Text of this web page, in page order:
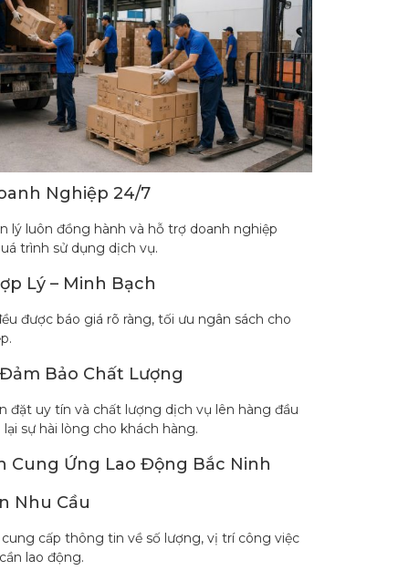
Nghiệp 24/7
lý luôn đồng hành và hỗ trợ doanh nghiệp
trình sử dụng dịch vụ.
Lý – Minh Bạch
được báo giá rõ ràng, tối ưu ngân sách cho
Bảo Chất Lượng
đặt uy tín và chất lượng dịch vụ lên hàng đầu
sự hài lòng cho khách hàng.
Cung Ứng Lao Động Bắc Ninh
Nhu Cầu
cấp thông tin về số lượng, vị trí công việc
lao động.